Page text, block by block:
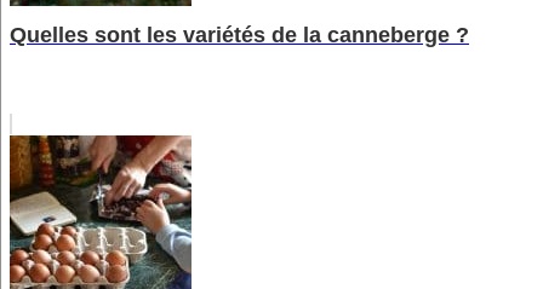
Quelles sont les variétés de la canneberge ?